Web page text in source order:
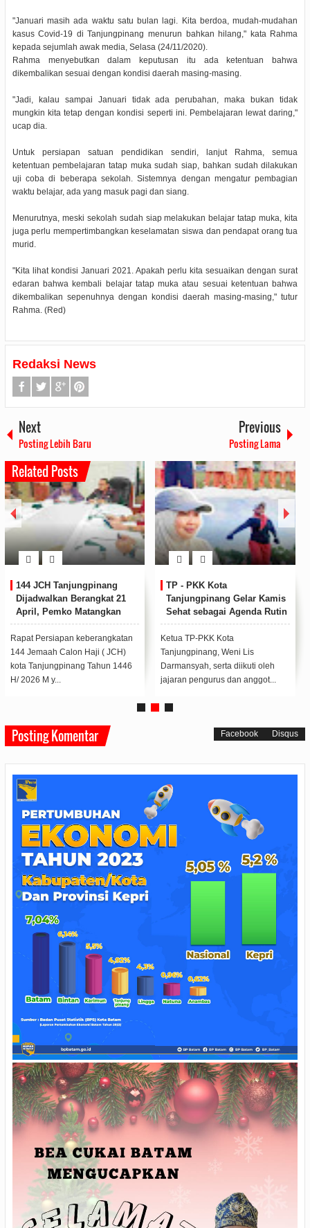
"Januari masih ada waktu satu bulan lagi. Kita berdoa, mudah-mudahan
kasus Covid-19 di Tanjungpinang menurun bahkan hilang," kata Rahma
kepada sejumlah awak media, Selasa (24/11/2020).
Rahma menyebutkan dalam keputusan itu ada ketentuan bahwa
dikembalikan sesuai dengan kondisi daerah masing-masing.
"Jadi, kalau sampai Januari tidak ada perubahan, maka bukan tidak
mungkin kita tetap dengan kondisi seperti ini. Pembelajaran lewat daring,"
ucap dia.
Untuk persiapan satuan pendidikan sendiri, lanjut Rahma, semua
ketentuan pembelajaran tatap muka sudah siap, bahkan sudah dilakukan
uji coba di beberapa sekolah. Sistemnya dengan mengatur pembagian
waktu belajar, ada yang masuk pagi dan siang.
Menurutnya, meski sekolah sudah siap melakukan belajar tatap muka, kita
juga perlu mempertimbangkan keselamatan siswa dan pendapat orang tua
murid.
"Kita lihat kondisi Januari 2021. Apakah perlu kita sesuaikan dengan surat
edaran bahwa kembali belajar tatap muka atau sesuai ketentuan bahwa
dikembalikan sepenuhnya dengan kondisi daerah masing-masing," tutur
Rahma. (Red)
Redaksi News
Next
Posting Lebih Baru
Previous
Posting Lama
Related Posts
144 JCH Tanjungpinang
Dijadwalkan Berangkat 21
April, Pemko Matangkan
Persiapan
Rapat Persiapan keberangkatan
144 Jemaah Calon Haji ( JCH)
kota Tanjungpinang Tahun 1446
H/ 2026 M y...
TP - PKK Kota
Tanjungpinang Gelar Kamis
Sehat sebagai Agenda Rutin
Bulanan
Ketua TP-PKK Kota
Tanjungpinang, Weni Lis
Darmansyah, serta diikuti oleh
jajaran pengurus dan anggot...
Posting Komentar Facebook Disqus